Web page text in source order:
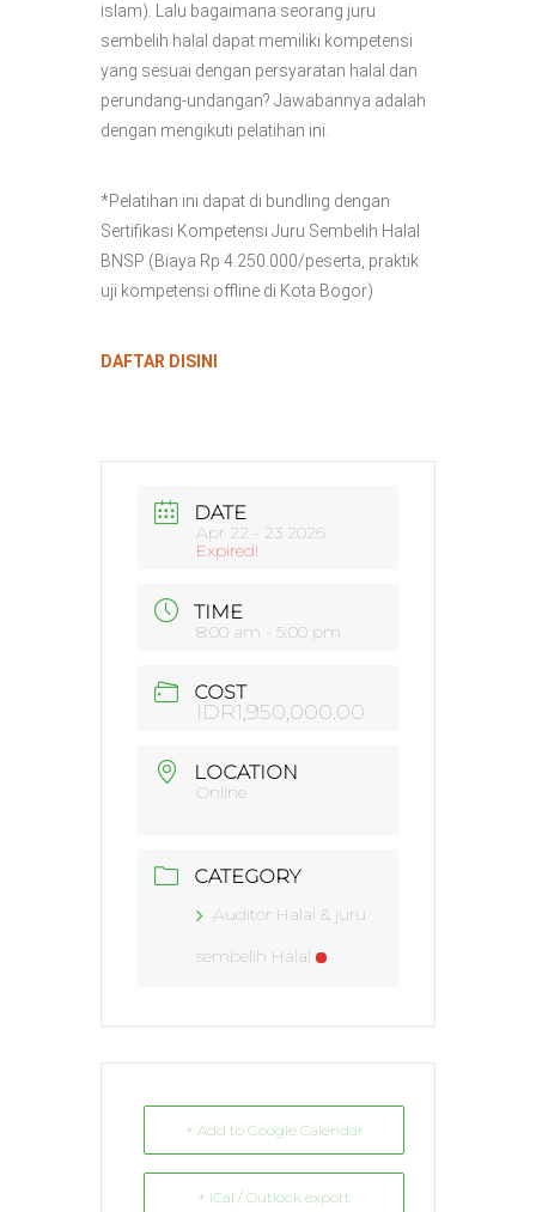
islam). Lalu bagaimana seorang juru
sembelih halal dapat memiliki kompetensi
yang sesuai dengan persyaratan halal dan
perundang-undangan? Jawabannya adalah
dengan mengikuti pelatihan ini.
*Pelatihan ini dapat di bundling dengan
Sertifikasi Kompetensi Juru Sembelih Halal
BNSP (Biaya Rp 4.250.000/peserta, praktik
uji kompetensi offline di Kota Bogor)
DAFTAR DISINI
DATE
Apr 22 - 23 2026
Expired!
TIME
8:00 am - 5:00 pm
COST
IDR1,950,000.00
LOCATION
Online
CATEGORY
Auditor Halal & juru
sembelih Halal
+ Add to Google Calendar
+ iCal / Outlook export